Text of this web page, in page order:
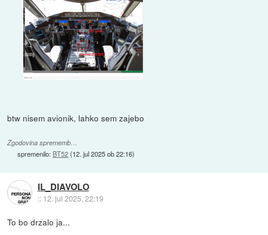
btw nisem avionik, lahko sem zajebo
Zgodovina sprememb…
spremenilo: BT52(12. jul 2025 ob 22:16)
IL_DIAVOLO
:: 12. jul 2025, 22:19
To bo drzalo ja...